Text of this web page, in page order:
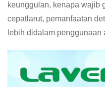
keunggulan, kenapa wajib
cepatlarut, pemanfaatan
lebih didalam penggunaan